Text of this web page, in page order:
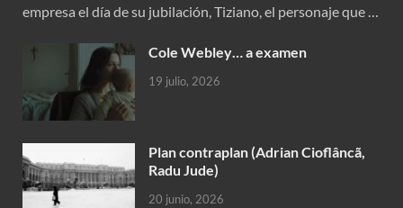
empresa el día de su jubilación, Tiziano, el personaje que …
Cole Webley… a examen
19 julio, 2026
Plan contraplan (Adrian Cioflâncã,
Radu Jude)
20 junio, 2026